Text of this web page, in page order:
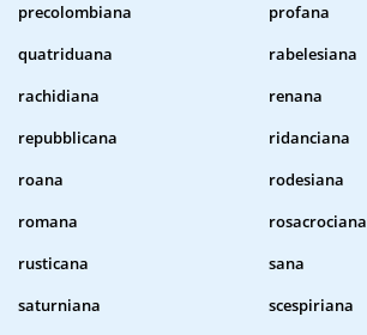
precolombiana
profana
quatriduana
rabelesiana
rachidiana
renana
repubblicana
ridanciana
roana
rodesiana
romana
rosacrociana
rusticana
sana
saturniana
scespiriana